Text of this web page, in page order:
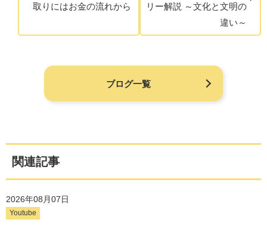
取りにはお金の流れから
リー解説 ～文化と文明の
違い～
ブログ一覧
関連記事
2026年08月07日
Youtube